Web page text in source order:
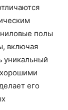
полы
включая
уникальный
его